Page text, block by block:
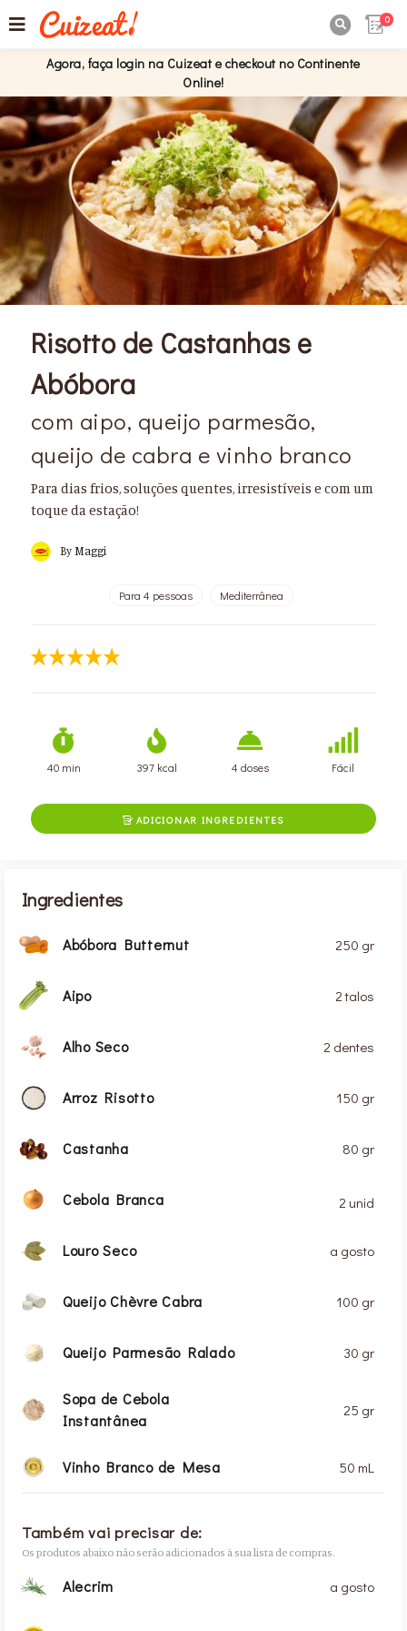
0
Agora, faça login na Cuizeat e checkout no Continente
Online!
Risotto de Castanhas e
Abóbora
com aipo, queijo parmesão,
queijo de cabra e vinho branco
Para dias frios, soluções quentes, irresistíveis e com um
toque da estação!
By Maggi
Para 4 pessoas Mediterrânea
40 min 397 kcal 4 doses Fácil
ADICIONAR INGREDIENTES
Ingredientes
Abóbora Butternut 250 gr
Aipo 2 talos
Alho Seco 2 dentes
Arroz Risotto 150 gr
Castanha 80 gr
Cebola Branca 2 unid
Louro Seco a gosto
Queijo Chèvre Cabra 100 gr
Queijo Parmesão Ralado 30 gr
Sopa de Cebola
Instantânea
25 gr
Vinho Branco de Mesa 50 mL
Também vai precisar de:
Os produtos abaixo não serão adicionados à sua lista de compras.
Alecrim a gosto